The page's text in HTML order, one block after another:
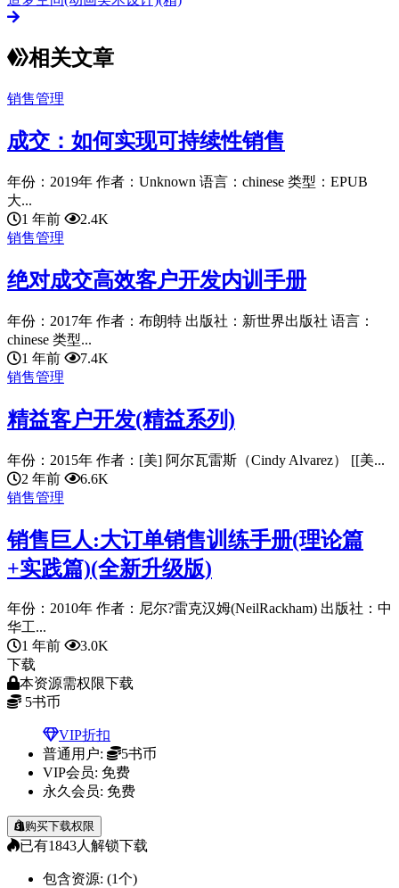
相关文章
销售管理
成交：如何实现可持续性销售
年份：2019年 作者：Unknown 语言：chinese 类型：EPUB
大...
1 年前
2.4K
销售管理
绝对成交高效客户开发内训手册
年份：2017年 作者：布朗特 出版社：新世界出版社 语言：
chinese 类型...
1 年前
7.4K
销售管理
精益客户开发(精益系列)
年份：2015年 作者：[美] 阿尔瓦雷斯（Cindy Alvarez） [[美...
2 年前
6.6K
销售管理
销售巨人:大订单销售训练手册(理论篇
+实践篇)(全新升级版)
年份：2010年 作者：尼尔?雷克汉姆(NeilRackham) 出版社：中
华工...
1 年前
3.0K
下载
本资源需权限下载
5书币
VIP折扣
普通用户:
5书币
VIP会员: 免费
永久会员: 免费
购买下载权限
已有1843人解锁下载
包含资源: (1个)